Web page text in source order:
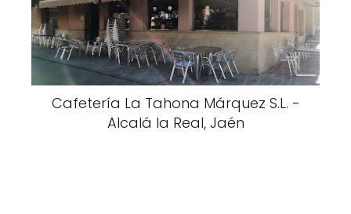
Cafetería La Tahona Márquez S.L. -
Alcalá la Real, Jaén